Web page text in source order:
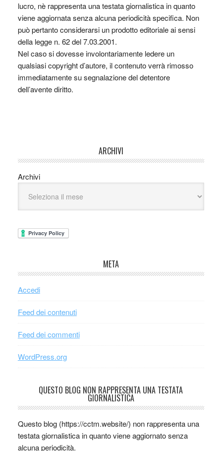
lucro, nè rappresenta una testata giornalistica in quanto
viene aggiornata senza alcuna periodicità specifica. Non
può pertanto considerarsi un prodotto editoriale ai sensi
della legge n. 62 del 7.03.2001.
Nel caso si dovesse involontariamente ledere un
qualsiasi copyright d’autore, il contenuto verrà rimosso
immediatamente su segnalazione del detentore
dell’avente diritto.
ARCHIVI
Archivi
META
Accedi
Feed dei contenuti
Feed dei commenti
WordPress.org
QUESTO BLOG NON RAPPRESENTA UNA TESTATA
GIORNALISTICA
Questo blog (https://cctm.website/) non rappresenta una
testata giornalistica in quanto viene aggiornato senza
alcuna periodicità.